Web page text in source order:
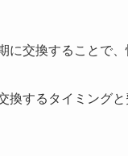
に交換することで
換するタイミング